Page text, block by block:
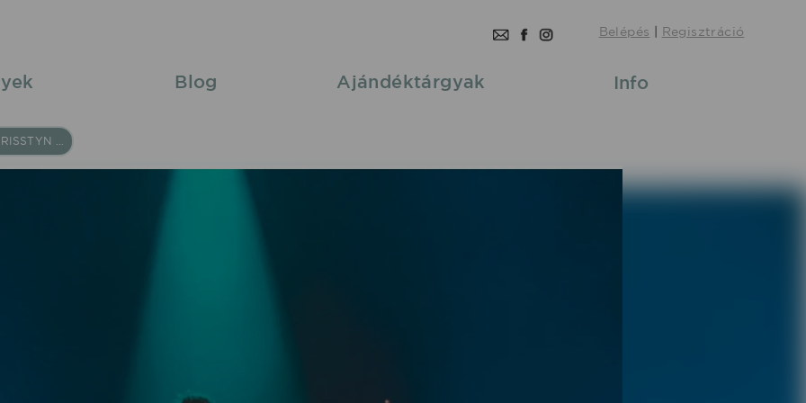
Belépés | Regisztráció
Blog Ajándéktárgyak Info
DJ DEKA & MISS CHRISSTYN 2026/01/24 23:55 Pásztó S Klub fellépés